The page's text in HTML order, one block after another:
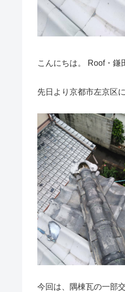
こんにちは。 Roof・鎌
先日より京都市左京区
今回は、隅棟瓦の一部